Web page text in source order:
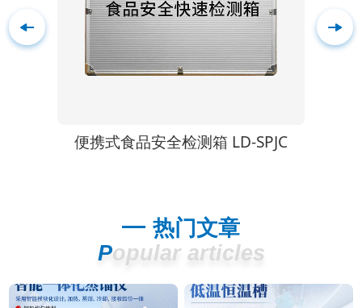
荧光定量食品安全检测仪 LD-L1S
热门文章
Popular articles